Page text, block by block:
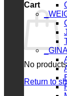
Cart
No
Return to